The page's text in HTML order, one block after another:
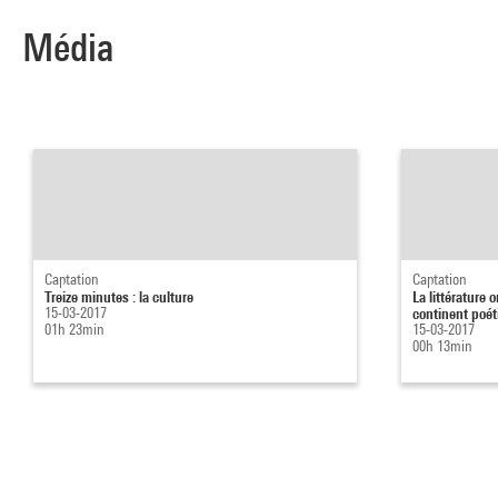
Média
Captation
Treize minutes : la culture
15-03-2017
01h 23min
Captation
La littérature
continent
15-03-2017
00h 13min